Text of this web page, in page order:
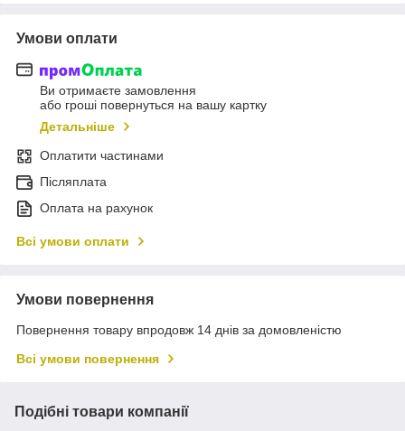
Умови оплати
Ви отримаєте замовлення
або гроші повернуться на вашу картку
Детальніше
Оплатити частинами
Післяплата
Оплата на рахунок
Всі умови оплати
Умови повернення
Повернення товару впродовж 14 днів за домовленістю
Всі умови повернення
Подібні товари компанії